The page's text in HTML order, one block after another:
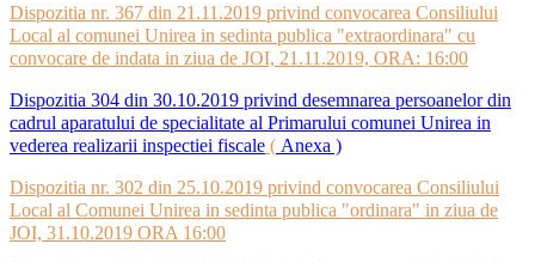
Dispozitia nr. 367 din 21.11.2019 privind convocarea Consiliului
Local al comunei Unirea in sedinta publica "extraordinara" cu
convocare de indata in ziua de JOI, 21.11.2019, ORA: 16:00
Dispozitia 304 din 30.10.2019 privind desemnarea persoanelor din
cadrul aparatului de specialitate al Primarului comunei Unirea in
vederea realizarii inspectiei fiscale ( Anexa )
Dispozitia nr. 302 din 25.10.2019 privind convocarea Consiliului
Local al Comunei Unirea in sedinta publica "ordinara" in ziua de
JOI, 31.10.2019 ORA 16:00